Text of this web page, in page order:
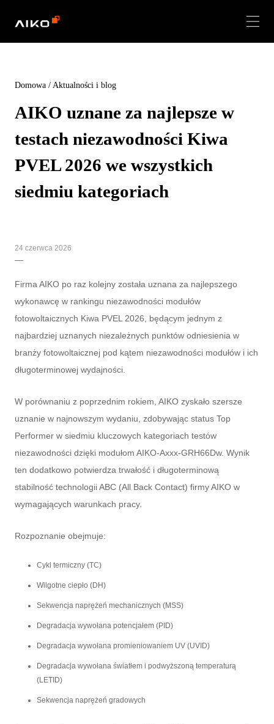
Domowa/Aktualności i blog
AIKO uznane za najlepsze w
testach niezawodności Kiwa
PVEL 2026 we wszystkich
siedmiu kategoriach
24 czerwca 2026
Firma AIKO po raz kolejny została uznana za najlepszego
wykonawcę w rankingu niezawodności modułów
fotowoltaicznych Kiwa PVEL 2026, będącym jednym z
najbardziej uznanych niezależnych punktów odniesienia w
branży fotowoltaicznej pod kątem niezawodności modułów i ich
długoterminowej wydajności.
W porównaniu z poprzednim rokiem, AIKO zyskało szersze
uznanie w najnowszym wydaniu, zdobywając status Top
Performer w siedmiu kluczowych kategoriach testów
niezawodności dzięki modułom AIKO-Axxx-GRH66Dw. Wynik
ten dodatkowo potwierdza trwałość i długoterminową
stabilność technologii ABC (All Back Contact) firmy AIKO w
wymagających warunkach pracy.
Rozpoznanie obejmuje:
Cykl termiczny (TC)
Wilgotne ciepło (DH)
Sekwencja naprężeń mechanicznych (MSS)
Degradacja wywołana potencjałem (PID)
Degradacja wywołana promieniowaniem UV (UVID)
Degradacja wywołana światłem i podwyższoną temperaturą
(LETID)
Sekwencja naprężeń gradowych